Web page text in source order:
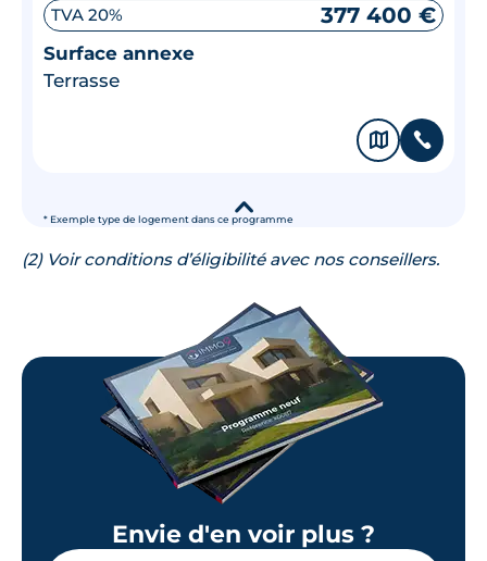
* Exemple type de logement dans ce programme
TVA 20% 377 400 €
Surface annexe
Terrasse
🗞 📞
▾
(2) Voir conditions d’éligibilité avec nos conseillers.
Envie d'en voir plus ?